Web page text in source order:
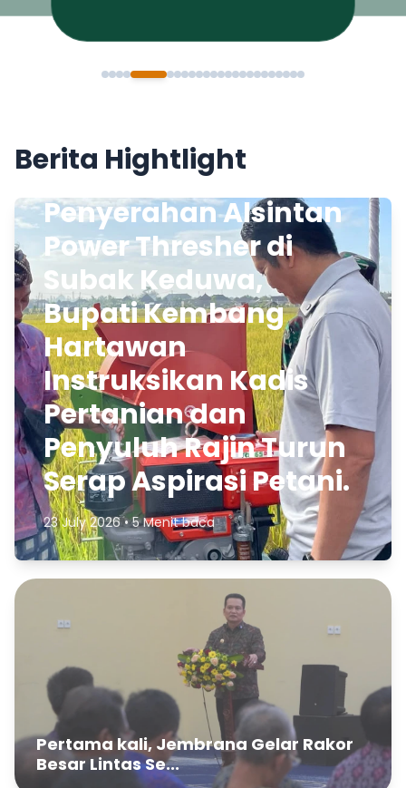
Berita Hightlight
Penyerahan Alsintan
Power Thresher di
Subak Keduwa,
Bupati Kembang
Hartawan
Instruksikan Kadis
Pertanian dan
Penyuluh Rajin Turun
Serap Aspirasi Petani.
23 July 2026 • 5 Menit baca
Pertama kali, Jembrana Gelar Rakor
Besar Lintas Se...